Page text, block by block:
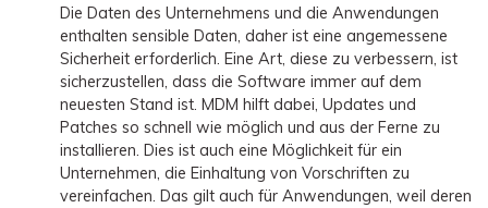
Die Daten des Unternehmens und die Anwendungen
enthalten sensible Daten, daher ist eine angemessene
Sicherheit erforderlich. Eine Art, diese zu verbessern, ist
sicherzustellen, dass die Software immer auf dem
neuesten Stand ist. MDM hilft dabei, Updates und
Patches so schnell wie möglich und aus der Ferne zu
installieren. Dies ist auch eine Möglichkeit für ein
Unternehmen, die Einhaltung von Vorschriften zu
vereinfachen. Das gilt auch für Anwendungen, weil deren